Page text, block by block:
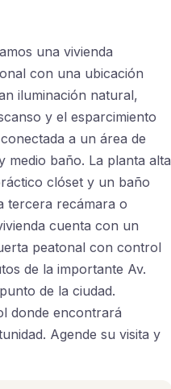
una vivienda
con una ubicación
iluminación natural,
y el esparcimiento
a un área de
medio baño. La planta alta
clóset y un baño
tercera recámara o
cuenta con un
peatonal con control
de la importante Av.
de la ciudad.
donde encontrará
Agende su visita y